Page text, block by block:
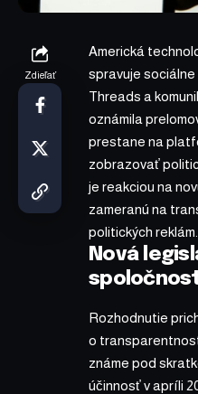
Zdieľať
Americká
spravuje
Threads a
oznámila
prestane na
zobrazovať
je reakciou na
zameranú na
politických reklám.
Nová
Rozhodnutie
o
známe pod
účinnosť v apríli